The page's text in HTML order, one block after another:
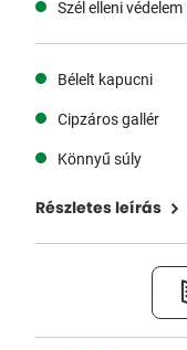
Szél elleni védelem
Bélelt kapucni
Cipzáros gallér
Könnyű súly
Részletes leírás